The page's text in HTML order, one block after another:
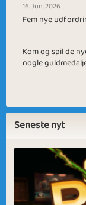
16. Jun, 2026
Fem nye
Kom og spil de
nogle
Seneste nyt